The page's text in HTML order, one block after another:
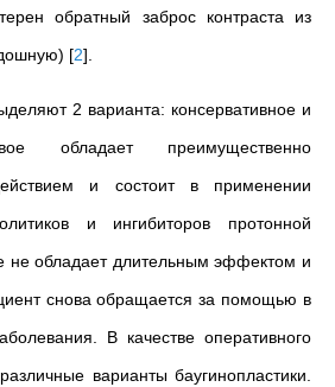
обратный заброс контраста из
[2]
2 варианта: консервативное и
обладает преимущественно
и состоит в применении
и ингибиторов протонной
не обладает длительным эффектом и
снова обращается за помощью в
В качестве оперативного
варианты баугинопластики.